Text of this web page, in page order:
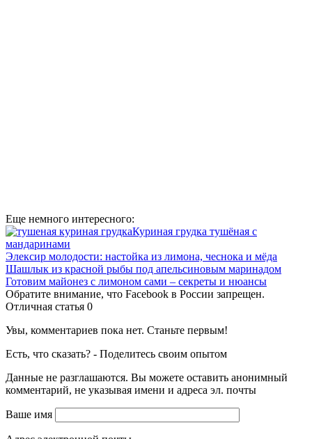
Еще немного интересного:
Куриная грудка тушёная с
мандаринами
Элексир молодости: настойка из лимона, чеснока и мёда
Шашлык из красной рыбы под апельсиновым маринадом
Готовим майонез с лимоном сами – секреты и нюансы
Обратите внимание, что Facebook в России запрещен.
Отличная статья 0
Увы, комментариев пока нет. Станьте первым!
Есть, что сказать? - Поделитесь своим опытом
Данные не разглашаются. Вы можете оставить анонимный
комментарий, не указывая имени и адреса эл. почты
Ваше имя